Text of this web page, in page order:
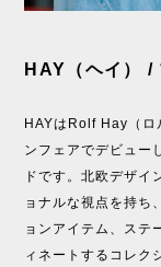
HAY（ヘイ） /
HAYはRolf Hay（ロ
ンフェアでデビュー
ドです。北欧デザイ
ョナルな視点を持ち
ョンアイテム、ステ
ィネートするコレク